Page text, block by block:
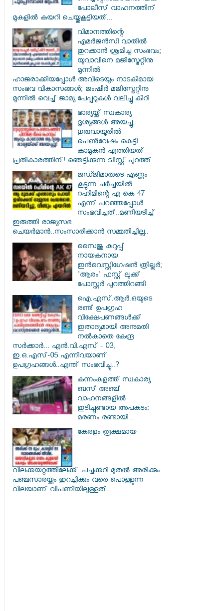
പോലീസ് വാഹനത്തിന്
മുകളിൽ കയറി ചെയ്തുകൂട്ടിയത്...
വിമാനത്തിന്റെ
എമർജൻസി വാതിൽ
തുറക്കാൻ ശ്രമിച്ച സംഭവം;
യുവാവിനെ മജിസ്ട്രേറ്റിനു
മുന്നിൽ
ഹാജരാക്കിയപ്പോൾ അവിടെയും നാടകീമായ
സംഭവ വികാസങ്ങൾ; ജംഷീർ മജിസ്ട്രേറ്റിനു
മുന്നിൽ വെച്ച് ജാമ്യ പേപ്പറുകൾ വലിച്ചു കീറി
ഭാര്യയ്ക്ക് സ്വകാര്യ
ദൃശ്യങ്ങൾ അയച്ചു;
ഗുരുവായൂരിൽ
പെൺവേഷം കെട്ടി
കാമുകൻ എത്തിയത്
പ്രതികാരത്തിന്! ഞെട്ടിക്കുന്ന ട്വിസ്റ്റ് പുറത്ത്...
ജഡ്ജിമാരുടെ എണ്ണം
കൂട്ടുന്ന ചർച്ചയിൽ
റഹിമിന്റെ എ കെ 47
എന്ന് പറഞ്ഞപ്പോൾ
സംഭവിച്ചത്..മണിയടിച്ച്
ഇരുത്തി രാജ്യസഭ
ചെയർമാൻ..സംസാരിക്കാൻ സമ്മതിച്ചില്ല..
സൈജു കുറുപ്പ്
നായകനായ
ഇൻവെസ്റ്റിഗേഷൻ ത്രില്ലർ;
'ആരം' ഫസ്റ്റ് ലുക്ക്
പോസ്റ്റർ പുറത്തിറങ്ങി
ഐ.എസ്.ആർ.ഒയുടെ
രണ്ട് ഉപഗ്രഹ
വിക്ഷേപണങ്ങൾക്ക്
ഇതാദ്യമായി അനുമതി
നൽകാതെ കേന്ദ്ര
സർക്കാർ... എൻ.വി.എസ് - 03,
ഇ.ഒ.എസ്-05 എന്നിവയാണ്
ഉപഗ്രഹങ്ങൾ..എന്ത് സംഭവിച്ചു..?
കുന്നംകുളത്ത് സ്വകാര്യ
ബസ് അഞ്ച്
വാഹനങ്ങളിൽ
ഇടിച്ചുണ്ടായ അപകടം:
മരണം രണ്ടായി...
കേരളം രൂക്ഷമായ
വിലക്കയറ്റത്തിലേക്ക്..പച്ചക്കറി മുതൽ അരിക്കും
പഞ്ചസാരയ്ക്കും ഇറച്ചിക്കും വരെ പൊള്ളുന്ന
വിലയാണ് വിപണിയിലുള്ളത്..